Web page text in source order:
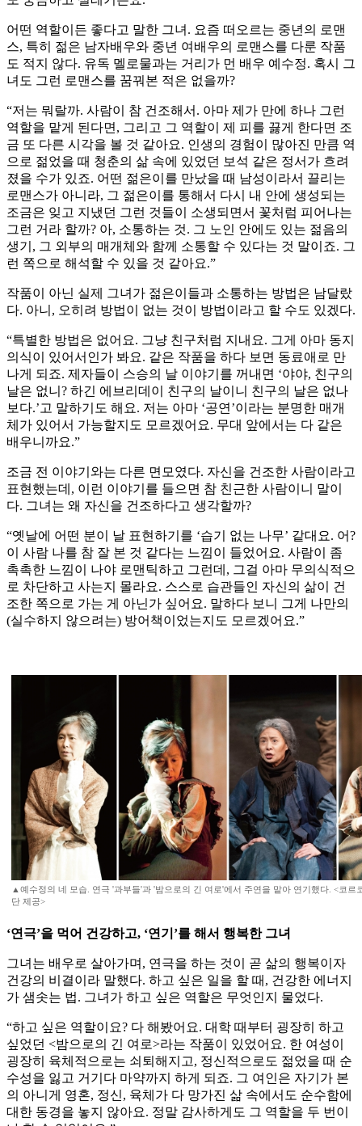
어떤 역할이든 좋다고 말한 그녀. 요즘 떠오르는 중년의 로맨
스, 특히 젊은 남자배우와 중년 여배우의 로맨스를 다룬 작품
도 적지 않다. 유독 멜로물과는 거리가 먼 배우 예수정. 혹시 그
녀도 그런 로맨스를 꿈꿔본 적은 없을까?
“저는 뭐랄까. 사람이 참 건조해서. 아마 제가 만에 하나 그런
역할을 맡게 된다면, 그리고 그 역할이 제 피를 끓게 한다면 조
금 또 다른 시각을 볼 것 같아요. 인생의 경험이 많아진 만큼 역
으로 젊었을 때 청춘의 삶 속에 있었던 보석 같은 정서가 흐려
졌을 수가 있죠. 어떤 젊은이를 만났을 때 남성이라서 끌리는
로맨스가 아니라, 그 젊은이를 통해서 다시 내 안에 생성되는
조금은 잊고 지냈던 그런 것들이 소생되면서 꽃처럼 피어나는
그런 거라 할까? 아, 소통하는 것. 그 노인 안에도 있는 젊음의
생기, 그 외부의 매개체와 함께 소통할 수 있다는 것 말이죠. 그
런 쪽으로 해석할 수 있을 것 같아요.”
작품이 아닌 실제 그녀가 젊은이들과 소통하는 방법은 남달랐
다. 아니, 오히려 방법이 없는 것이 방법이라고 할 수도 있겠다.
“특별한 방법은 없어요. 그냥 친구처럼 지내요. 그게 아마 동지
의식이 있어서인가 봐요. 같은 작품을 하다 보면 동료애로 만
나게 되죠. 제자들이 스승의 날 이야기를 꺼내면 ‘야야, 친구의
날은 없니? 하긴 에브리데이 친구의 날이니 친구의 날은 없나
보다.’고 말하기도 해요. 저는 아마 ‘공연’이라는 분명한 매개
체가 있어서 가능할지도 모르겠어요. 무대 앞에서는 다 같은
배우니까요.”
조금 전 이야기와는 다른 면모였다. 자신을 건조한 사람이라고
표현했는데, 이런 이야기를 들으면 참 친근한 사람이니 말이
다. 그녀는 왜 자신을 건조하다고 생각할까?
“옛날에 어떤 분이 날 표현하기를 ‘습기 없는 나무’ 같대요. 어?
이 사람 나를 참 잘 본 것 같다는 느낌이 들었어요. 사람이 좀
촉촉한 느낌이 나야 로맨틱하고 그런데, 그걸 아마 무의식적으
로 차단하고 사는지 몰라요. 스스로 습관들인 자신의 삶이 건
조한 쪽으로 가는 게 아닌가 싶어요. 말하다 보니 그게 나만의
(실수하지 않으려는) 방어책이었는지도 모르겠어요.”
▲예수정의 네 모습. 연극 '과부들'과 '밤으로의 긴 여로'에서 주연을 맡아 연기했다. <코르
단 제공>
‘연극’을 먹어 건강하고, ‘연기’를 해서 행복한 그녀
그녀는 배우로 살아가며, 연극을 하는 것이 곧 삶의 행복이자
건강의 비결이라 말했다. 하고 싶은 일을 할 때, 건강한 에너지
가 샘솟는 법. 그녀가 하고 싶은 역할은 무엇인지 물었다.
“하고 싶은 역할이요? 다 해봤어요. 대학 때부터 굉장히 하고
싶었던 <밤으로의 긴 여로>라는 작품이 있었어요. 한 여성이
굉장히 육체적으로는 쇠퇴해지고, 정신적으로도 젊었을 때 순
수성을 잃고 거기다 마약까지 하게 되죠. 그 여인은 자기가 본
의 아니게 영혼, 정신, 육체가 다 망가진 삶 속에서도 순수함에
대한 동경을 놓지 않아요. 정말 감사하게도 그 역할을 두 번이